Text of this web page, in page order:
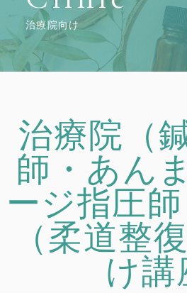
治療院向け
治療院（
師・あん
ージ指圧
（柔道整
け講